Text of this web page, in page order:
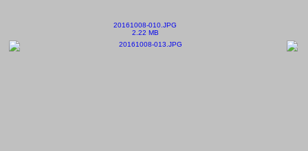
20161008-010.JPG
2.22 MB